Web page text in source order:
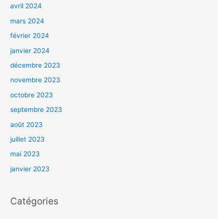
avril 2024
mars 2024
février 2024
janvier 2024
décembre 2023
novembre 2023
octobre 2023
septembre 2023
août 2023
juillet 2023
mai 2023
janvier 2023
Catégories